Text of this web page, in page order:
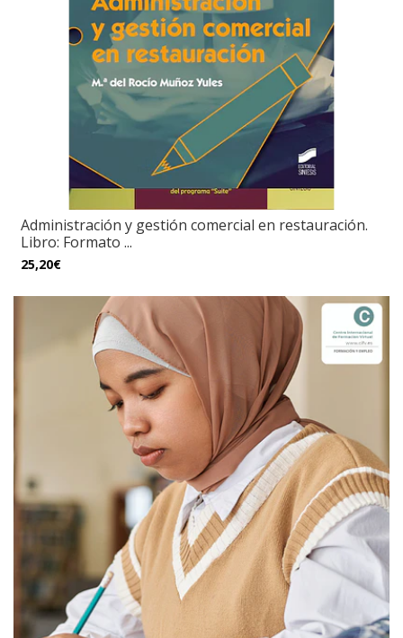
Administración y gestión comercial en restauración.
Libro: Formato ...
25,20€